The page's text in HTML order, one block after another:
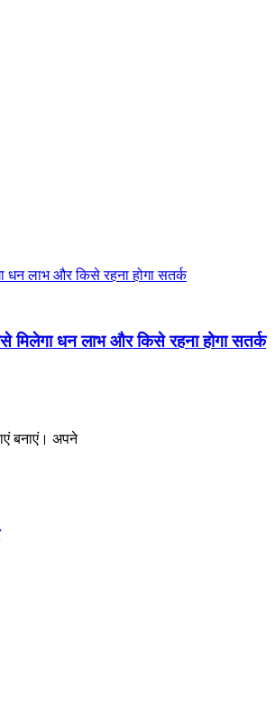
धन लाभ और किसे रहना होगा सतर्क
बनाएं। अपने